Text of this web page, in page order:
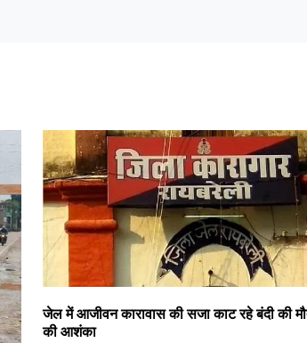
जेल में आजीवन कारावास की सजा काट रहे बंदी की
की आशंका